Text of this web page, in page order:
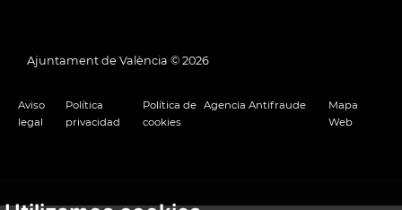
Ajuntament de València © 2026
Aviso
legal
Política
privacidad
Política de
cookies
Agencia Antifraude
Mapa
Web